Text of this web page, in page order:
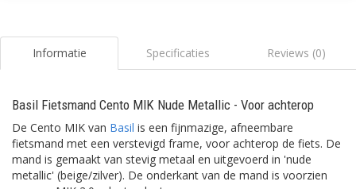
Informatie Specificaties Reviews (0)
Basil Fietsmand Cento MIK Nude Metallic - Voor achterop
De Cento MIK van Basil is een fijnmazige, afneembare
fietsmand met een verstevigd frame, voor achterop de fiets. De
mand is gemaakt van stevig metaal en uitgevoerd in 'nude
metallic' (beige/zilver). De onderkant van de mand is voorzien